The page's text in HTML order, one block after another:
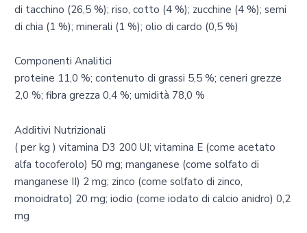
di tacchino (26,5 %); riso, cotto (4 %); zucchine (4 %); semi
di chia (1 %); minerali (1 %); olio di cardo (0,5 %)
Componenti Analitici
proteine 11,0 %; contenuto di grassi 5,5 %; ceneri grezze
2,0 %; fibra grezza 0,4 %; umidità 78,0 %
Additivi Nutrizionali
( per kg ) vitamina D3 200 UI; vitamina E (come acetato
alfa tocoferolo) 50 mg; manganese (come solfato di
manganese II) 2 mg; zinco (come solfato di zinco,
monoidrato) 20 mg; iodio (come iodato di calcio anidro) 0,2
mg